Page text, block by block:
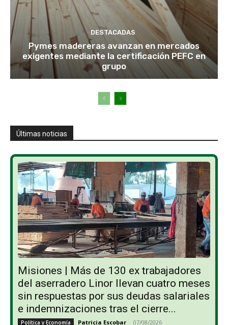
DESTACADAS
Pymes madereras avanzan en mercados
exigentes mediante la certificación PEFC en
grupo
Últimas noticias
Misiones | Más de 130 ex trabajadores
del aserradero Linor llevan cuatro meses
sin respuestas por sus deudas salariales
e indemnizaciones tras el cierre...
Política y Economía Patricia Escobar - 07/08/2026